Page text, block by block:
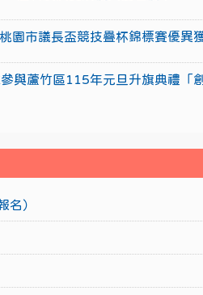
市議長盃競技疊杯錦標賽優異
與蘆竹區115年元旦升旗典禮「
名）